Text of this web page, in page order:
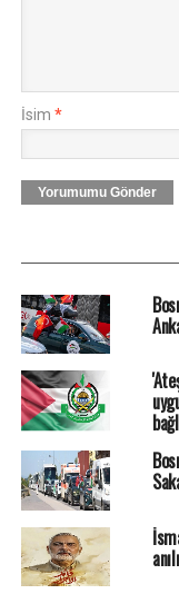
İsim *
Yorumumu Gönder